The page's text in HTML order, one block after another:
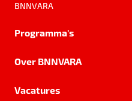
BNNVARA
Programma's
Over BNNVARA
Vacatures